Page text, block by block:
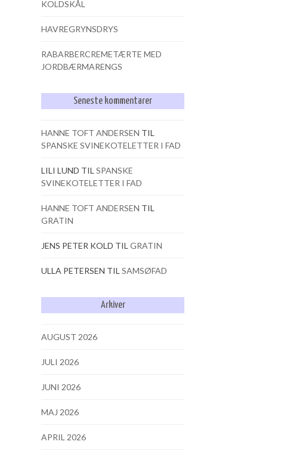
KOLDSKÅL
HAVREGRYNSDRYS
RABARBERCREMETÆRTE MED
JORDBÆRMARENGS
Seneste kommentarer
HANNE TOFT ANDERSEN TIL
SPANSKE SVINEKOTELETTER I FAD
LILI LUND TIL SPANSKE
SVINEKOTELETTER I FAD
HANNE TOFT ANDERSEN TIL
GRATIN
JENS PETER KOLD TIL GRATIN
ULLA PETERSEN TIL SAMSØFAD
Arkiver
AUGUST 2026
JULI 2026
JUNI 2026
MAJ 2026
APRIL 2026